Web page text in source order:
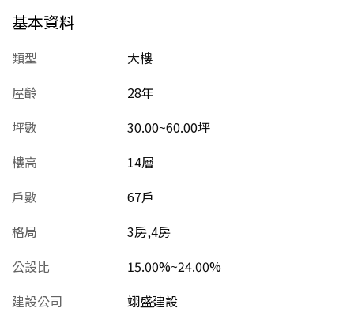
基本資料
類型
大樓
屋齡
28年
坪數
30.00~60.00坪
樓高
14層
戶數
67戶
格局
3房,4房
公設比
15.00%~24.00%
建設公司
翊盛建設